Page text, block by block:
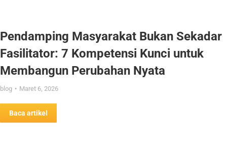
Pendamping Masyarakat Bukan Sekadar
Fasilitator: 7 Kompetensi Kunci untuk
Membangun Perubahan Nyata
blog Maret 6, 2026
Baca artikel